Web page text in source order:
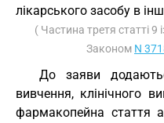
лікарського засобу в
( Частина третя статті 9
Законом N
До заяви
вивчення, клінічного
фармакопейна стаття